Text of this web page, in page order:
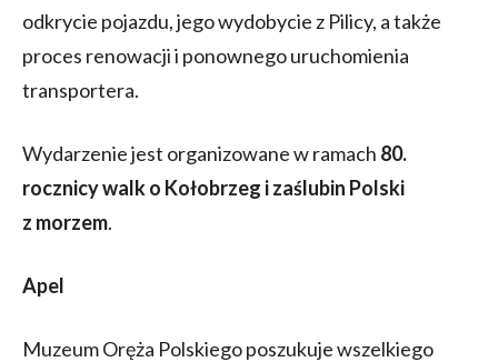
odkrycie pojazdu, jego wydobycie z Pilicy, a także
proces renowacji i ponownego uruchomienia
transportera.
Wydarzenie jest organizowane w ramach 80.
rocznicy walk o Kołobrzeg i zaślubin Polski
z morzem.
Apel
Muzeum Oręża Polskiego poszukuje wszelkiego